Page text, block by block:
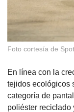
Foto cortesía de
En línea con la
tejidos ecológicos
categoría de
poliéster reciclado